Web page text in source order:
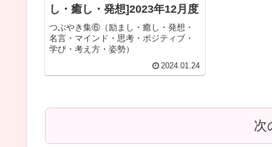
し・癒し・発想]2023年12月度
つぶやき集⑥（励まし・癒し・発想・
名言・マインド・思考・ポジティブ・
学び・考え方・姿勢）
2024.01.24
次